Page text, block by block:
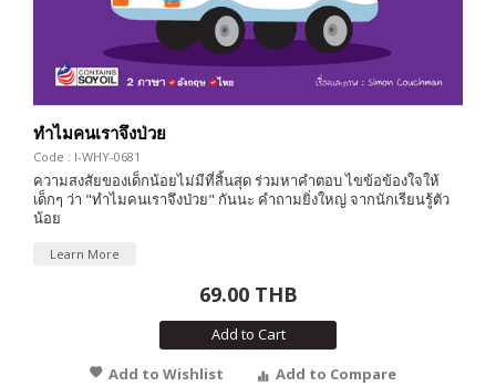
ทำไมคนเราจึงป่วย
Code : I-WHY-0681
ความสงสัยของเด็กน้อยไม่มีที่สิ้นสุด ร่วมหาคำตอบ ไขข้อข้องใจให้
เด็กๆ ว่า "ทำไมคนเราจึงป่วย" กันนะ คำถามยิ่งใหญ่ จากนักเรียนรู้ตัว
น้อย
Learn More
69.00 THB
Add to Cart
Add to Wishlist
Add to Compare